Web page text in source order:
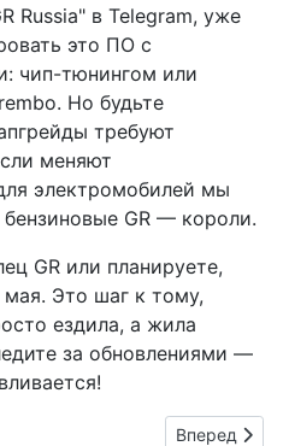
Russia" в Telegram, уже
это ПО с
чип-тюнингом или
Но будьте
требуют
меняют
электромобилей мы
GR — короли.
GR или планируете,
Это шаг к тому,
ездила, а жила
за обновлениями —
революционную модель
Следующий:
Вперед